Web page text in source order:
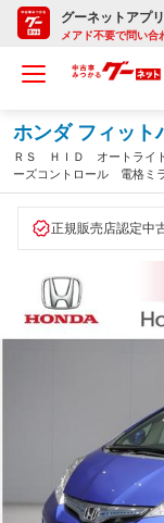
グーネットアプリ
メアド不要で問い合
ホンダ フィット
ＲＳ ＨＩＤ オートライ
ーズコントロール 電格
ｏｔｈ接続 １６インチア
正規販売店認定中